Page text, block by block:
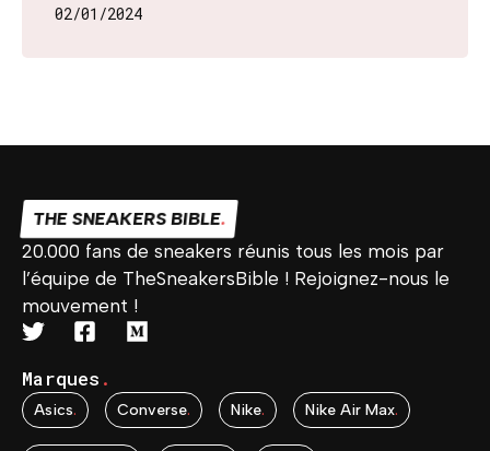
02/01/2024
THE SNEAKERS BIBLE.
20.000 fans de sneakers réunis tous les mois par
l’équipe de TheSneakersBible ! Rejoignez-nous le
mouvement !
Marques .
Asics. Converse. Nike. Nike Air Max.